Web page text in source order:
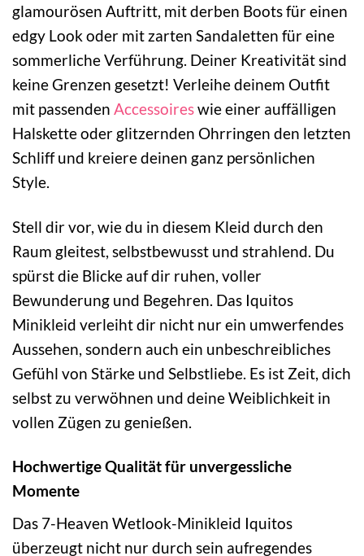
glamourösen Auftritt, mit derben Boots für einen
edgy Look oder mit zarten Sandaletten für eine
sommerliche Verführung. Deiner Kreativität sind
keine Grenzen gesetzt! Verleihe deinem Outfit
mit passenden Accessoireswie einer auffälligen
Halskette oder glitzernden Ohrringen den letzten
Schliff und kreiere deinen ganz persönlichen
Style.
Stell dir vor, wie du in diesem Kleid durch den
Raum gleitest, selbstbewusst und strahlend. Du
spürst die Blicke auf dir ruhen, voller
Bewunderung und Begehren. Das Iquitos
Minikleid verleiht dir nicht nur ein umwerfendes
Aussehen, sondern auch ein unbeschreibliches
Gefühl von Stärke und Selbstliebe. Es ist Zeit, dich
selbst zu verwöhnen und deine Weiblichkeit in
vollen Zügen zu genießen.
Hochwertige Qualität für unvergessliche
Momente
Das 7-Heaven Wetlook-Minikleid Iquitos
überzeugt nicht nur durch sein aufregendes